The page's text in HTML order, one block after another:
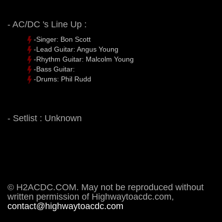
- AC/DC 's Line Up :
-Singer: Bon Scott
-Lead Guitar: Angus Young
-Rhythm Guitar: Malcolm Young
-Bass Guitar:
-Drums: Phil Rudd
- Setlist : Unknown
© H2ACDC.COM. May not be reproduced without
written permission of Highwaytoacdc.com,
contact@highwaytoacdc.com